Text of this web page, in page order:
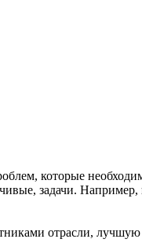
которые
задачи. Например,
отрасли, лучшую